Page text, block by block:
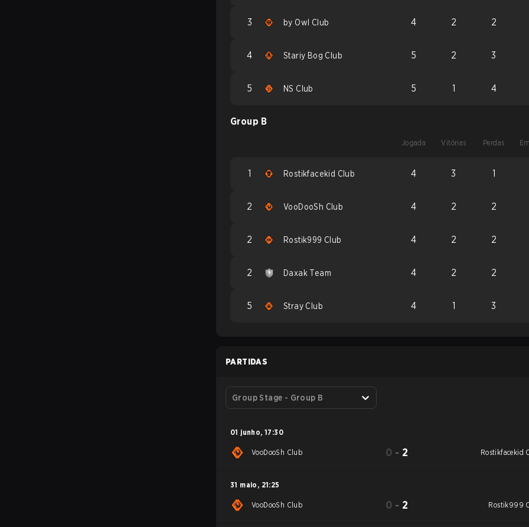
3 by Owl Club 4 2 2
4 Stariy Bog Club 5 2 3
5 NS Club 5 1 4
Group B
Jogada Vitórias Perdas
1 Rostikfacekid Club 4 3 1
2 VooDooSh Club 4 2 2
2 Rostik999 Club 4 2 2
2 Daxak Team 4 2 2
5 Stray Club 4 1 3
PARTIDAS
Group Stage - Group B
01 junho, 17:30
VooDooSh Club 0 - 2 Rostikfacekid
31 maio , 21:25
VooDooSh Club 0 - 2 Rostik999